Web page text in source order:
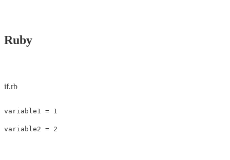
Ruby
if.rb
variable1 = 1
variable2 = 2